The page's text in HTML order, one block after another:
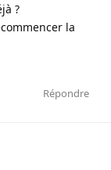
?
la
Répondre